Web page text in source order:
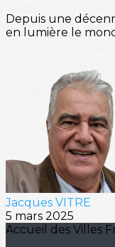
Depuis une
en lumière le
Jacques VITRE
5 mars 2025
Accueil des Villes